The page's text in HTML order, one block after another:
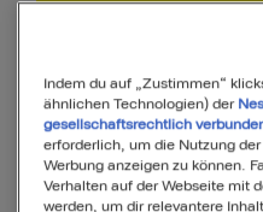
Zutaten
Indem du auf „Zustimmen“
ähnlichen Technologien) der
gesellschaftsrechtlich
erforderlich, um die Nutzung
Werbung anzeigen zu können.
Verhalten auf der Webseite mit
werden, um dir relevantere